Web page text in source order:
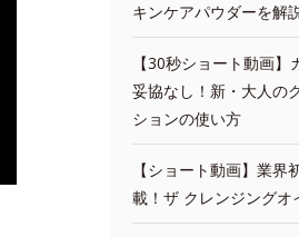
キンケアパウダーを解
【30秒ショート動画
妥協なし！新・大人の
ションの使い方
【ショート動画】業界
載！ザ クレンジングオ